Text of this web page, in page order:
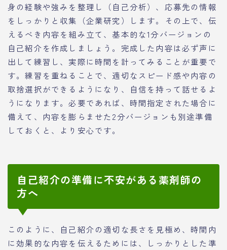
身の経験や強みを整理し（自己分析）、応募先の情報
をしっかりと収集（企業研究）します。その上で、伝
えるべき内容を組み立て、基本的な1分バージョンの
自己紹介を作成しましょう。完成した内容は必ず声に
出して練習し、実際に時間を計ってみることが重要で
す。練習を重ねることで、適切なスピード感や内容の
取捨選択ができるようになり、自信を持って話せるよ
うになります。必要であれば、時間指定された場合に
備えて、内容を膨らませた2分バージョンも別途準備
しておくと、より安心です。
自己紹介の準備に不安がある薬剤師の
方へ
このように、自己紹介の適切な長さを見極め、時間内
に効果的な内容を伝えるためには、しっかりとした準